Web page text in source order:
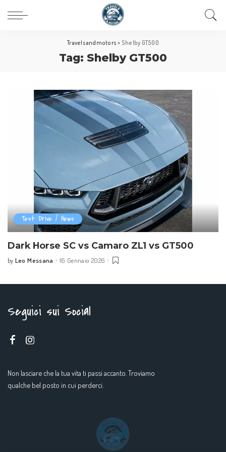
Travelsandmotors > Shelby GT500
Tag: Shelby GT500
Test Drive / News
Dark Horse SC vs Camaro ZL1 vs GT500
by Leo Messana 16 Gennaio 2026
Seguici sui Social
Non lasciare che la tua vita ti passi accanto. Troviamo
qualche bel posto in cui perderci.